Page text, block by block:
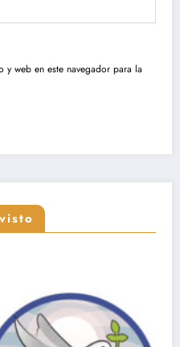
web en este navegador para la